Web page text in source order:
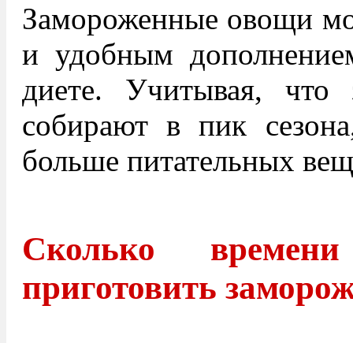
Замороженные овощи
и удобным
диете. Учитывая, что
собирают в пик
больше питательных
Сколько
приготовить